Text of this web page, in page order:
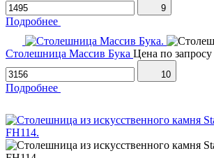
9
Подробнее
Столешница Массив Бука Цена по запросу
10
Подробнее